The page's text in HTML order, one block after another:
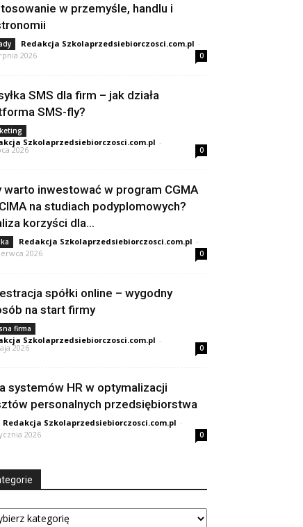
w przemyśle, handlu i
Redakcja Szkolaprzedsiebiorczosci.com.pl -
2026
0
SMS dla firm – jak działa
SMS-fly?
Szkolaprzedsiebiorczosci.com.pl -
2026 0
warto inwestować w program CGMA
na studiach podyplomowych?
korzyści dla...
Redakcja Szkolaprzedsiebiorczosci.com.pl -
2026
0
spółki online – wygodny
na start firmy
firma
Szkolaprzedsiebiorczosci.com.pl -
2026 0
systemów HR w optymalizacji
personalnych przedsiębiorstwa
Redakcja Szkolaprzedsiebiorczosci.com.pl -
2026
0